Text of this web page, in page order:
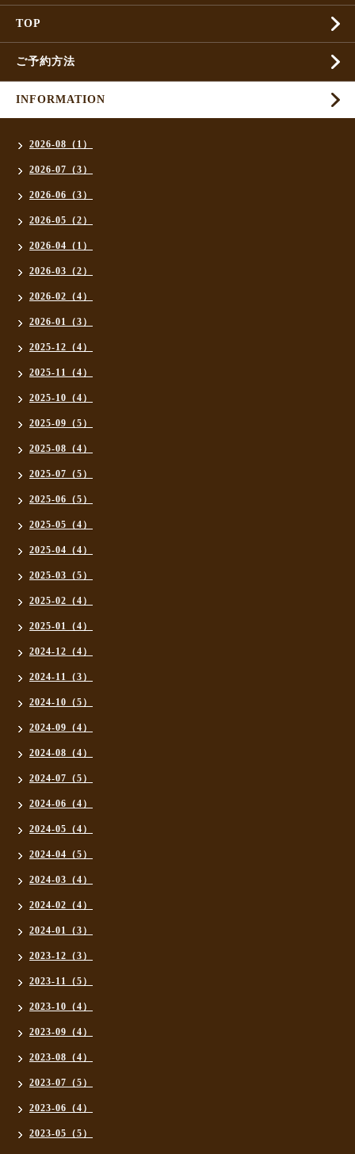
TOP
ご予約方法
INFORMATION
2026-08（1）
2026-07（3）
2026-06（3）
2026-05（2）
2026-04（1）
2026-03（2）
2026-02（4）
2026-01（3）
2025-12（4）
2025-11（4）
2025-10（4）
2025-09（5）
2025-08（4）
2025-07（5）
2025-06（5）
2025-05（4）
2025-04（4）
2025-03（5）
2025-02（4）
2025-01（4）
2024-12（4）
2024-11（3）
2024-10（5）
2024-09（4）
2024-08（4）
2024-07（5）
2024-06（4）
2024-05（4）
2024-04（5）
2024-03（4）
2024-02（4）
2024-01（3）
2023-12（3）
2023-11（5）
2023-10（4）
2023-09（4）
2023-08（4）
2023-07（5）
2023-06（4）
2023-05（5）